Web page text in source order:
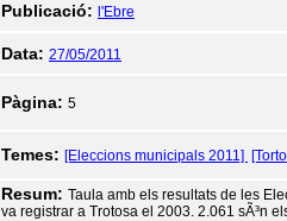
Publicació: l'Ebre
Data: 27/05/2011
Pàgina: 5
Temes: [Eleccions municipals 2011]
Resum: Taula amb els resultats de les
va registrar a Trotosa el 2003. 2.061 sÃ³n